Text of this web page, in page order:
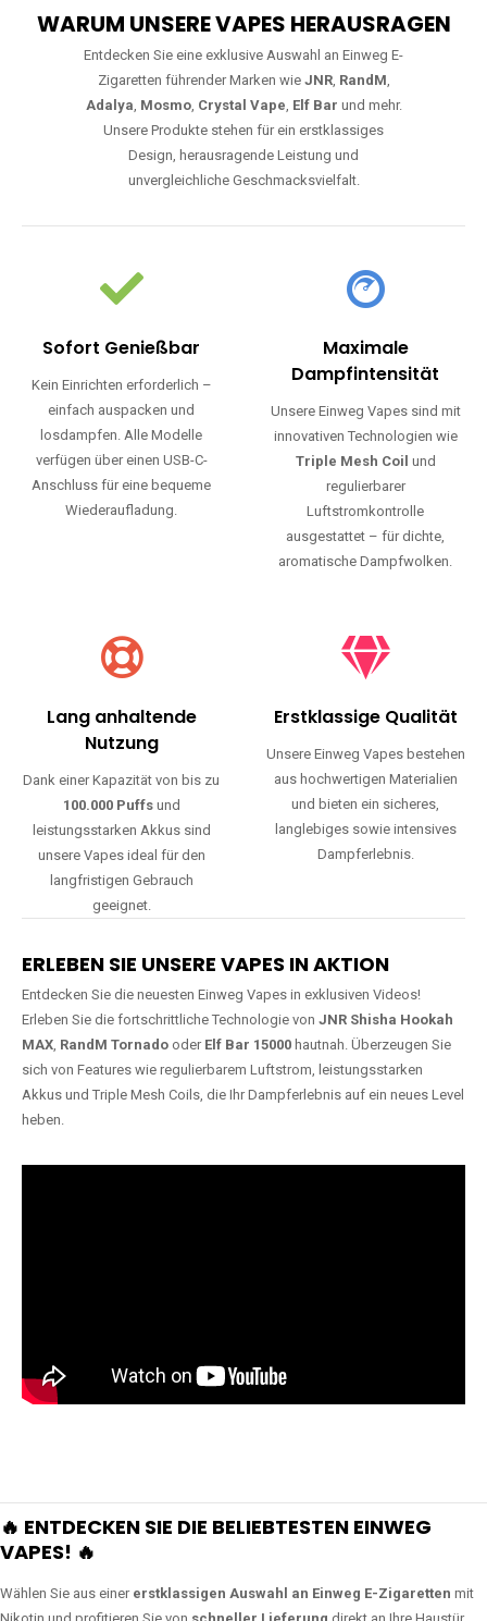
WARUM UNSERE VAPES HERAUSRAGEN
Entdecken Sie eine exklusive Auswahl an Einweg E-
Zigaretten führender Marken wie JNR, RandM,
Adalya, Mosmo, Crystal Vape, Elf Bar und mehr.
Unsere Produkte stehen für ein erstklassiges
Design, herausragende Leistung und
unvergleichliche Geschmacksvielfalt.
Sofort Genießbar
Kein Einrichten erforderlich –
einfach auspacken und
losdampfen. Alle Modelle
verfügen über einen USB-C-
Anschluss für eine bequeme
Wiederaufladung.
Maximale
Dampfintensität
Unsere Einweg Vapes sind mit
innovativen Technologien wie
Triple Mesh Coil und
regulierbarer
Luftstromkontrolle
ausgestattet – für dichte,
aromatische Dampfwolken.
Lang anhaltende
Nutzung
Dank einer Kapazität von bis zu
100.000 Puffsund
leistungsstarken Akkus sind
unsere Vapes ideal für den
langfristigen Gebrauch
geeignet.
Erstklassige Qualität
Unsere Einweg Vapes bestehen
aus hochwertigen Materialien
und bieten ein sicheres,
langlebiges sowie intensives
Dampferlebnis.
ERLEBEN SIE UNSERE VAPES IN AKTION
Entdecken Sie die neuesten Einweg Vapes in exklusiven Videos!
Erleben Sie die fortschrittliche Technologie von JNR Shisha Hookah
MAX, RandM Tornado oder Elf Bar 15000 hautnah. Überzeugen Sie
sich von Features wie regulierbarem Luftstrom, leistungsstarken
Akkus und Triple Mesh Coils, die Ihr Dampferlebnis auf ein neues Level
heben.
🔥 ENTDECKEN SIE DIE BELIEBTESTEN EINWEG
VAPES! 🔥
Wählen Sie aus einer erstklassigen Auswahl an Einweg E-Zigaretten mit